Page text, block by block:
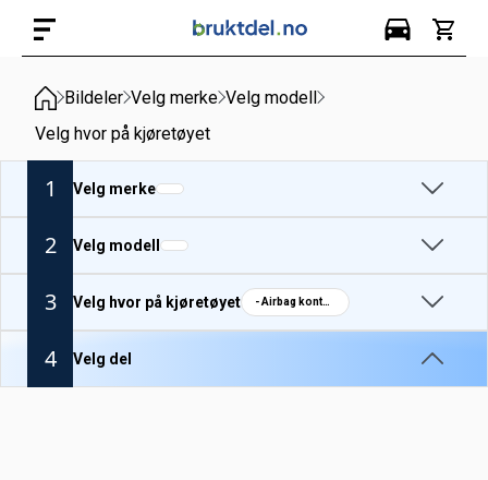
Bildeler Velg merke Velg modell
Velg hvor på kjøretøyet
1 Velg merke
2 Velg modell
3 Velg hvor på kjøretøyet - Airbag kontaktrull
4 Velg del